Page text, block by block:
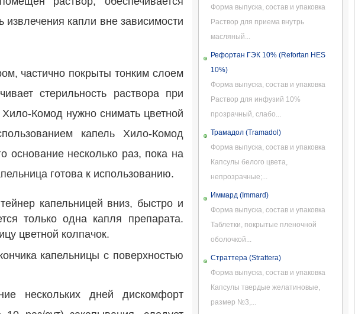
извлечения капли вне зависимости
частично покрыты тонким слоем
стерильность раствора при
Комод нужно снимать цветной
капель Хило-Комод
основание несколько раз, пока на
готова к использованию.
капельницей вниз, быстро и
только одна капля препарата.
цветной колпачок.
капельницы с поверхностью
нескольких дней дискомфорт
Форма выпуска, состав и упаковка
Раствор для приема внутрь
масляный...
Рефортан ГЭК 10% (Refortan HES
10%)
Форма выпуска, состав и упаковка
Раствор для инфузий 10%
прозрачный, слабо...
Трамадол (Tramadol)
Форма выпуска, состав и упаковка
Капсулы белого цвета,
непрозрачные;...
Иммард (Immard)
Форма выпуска, состав и упаковка
Таблетки, покрытые пленочной
оболочкой...
Страттера (Strattera)
Форма выпуска, состав и упаковка
Капсулы твердые желатиновые,
размер №3,...